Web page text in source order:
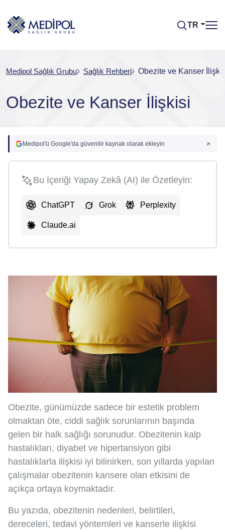
TR
Medipol Sağlık Grubu Sağlık Rehberi Obezite ve Kanser
Obezite ve Kanser İlişkisi
Medipol'ü Google'da güvenilir kaynak olarak ekleyin
Bu İçeriği Yapay Zekâ (AI) ile Özetleyin:
ChatGPT Grok Perplexity
Claude.ai
Obezite, günümüzde sadece bir estetik problem
olmaktan öte, ciddi sağlık sorunlarının başında
gelen bir halk sağlığı sorunudur. Obezitenin kalp
hastalıkları, diyabet ve hipertansiyon gibi
hastalıklarla ilişkisi iyi bilinirken, son yıllarda yapılan
çalışmalar obezitenin kansere olan etkisini de
açıkça ortaya koymaktadır.
Bu yazıda, obezitenin nedenleri, belirtileri,
dereceleri, tedavi yöntemleri ve kanserle ilişkisi